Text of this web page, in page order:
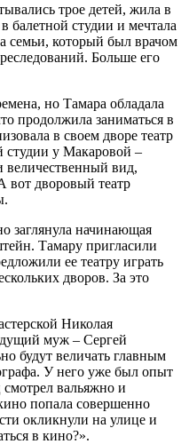
трое детей, жила в
балетной студии и мечтала
семьи, который был врачом
Больше его
но Тамара обладала
продолжила заниматься в
в своем дворе театр
студии у Макаровой –
величественный вид,
вот дворовый театр
заглянула начинающая
Тамару пригласили
ее театру играть
дворов. За это
Николая
муж – Сергей
будут величать главным
У него уже был опыт
вальяжно и
попала совершенно
окликнули на улице и
в кино?».